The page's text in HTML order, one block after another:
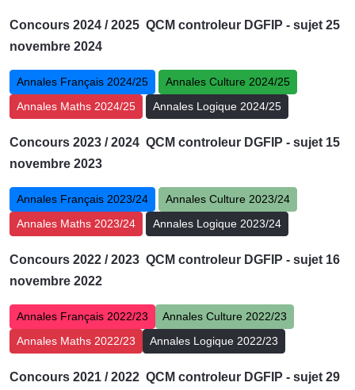
Concours 2024 / 2025 QCM controleur DGFIP - sujet 25
novembre 2024
Annales Français 2024/25
Annales Culture 2024/25
Annales Maths 2024/25
Annales Logique 2024/25
Concours 2023 / 2024 QCM controleur DGFIP - sujet 15
novembre 2023
Annales Français 2023/24
Annales Culture 2023/24
Annales Maths 2023/24
Annales Logique 2023/24
Concours 2022 / 2023 QCM controleur DGFIP - sujet 16
novembre 2022
Annales Français 2022/23
Annales Culture 2022/23
Annales Maths 2022/23
Annales Logique 2022/23
Concours 2021 / 2022 QCM controleur DGFIP - sujet 29